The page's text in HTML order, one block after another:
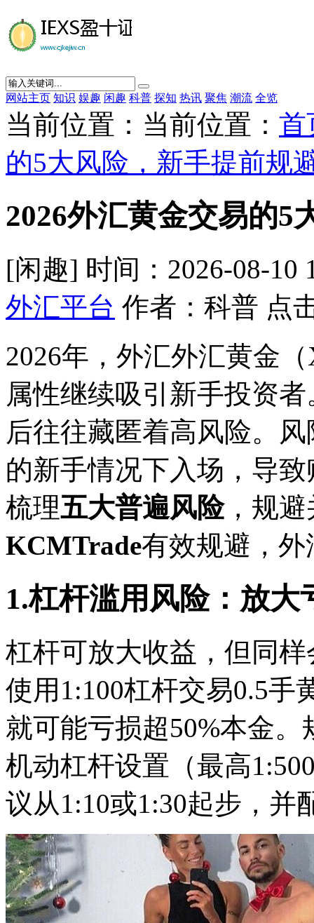
网站主页 知识 娱趣 闲趣 科普 探知 热讯 聚焦 潮流 全览
当前位置：当前位置： 首
的5大风险，新手提前规
2026外汇黄金交易的5
[闲趣] 时间：2026-08-10
外汇平台 作者：科普 点
2026年，外汇外汇黄金
属性继续吸引新手投资
后往往藏匿着高风险。
的新手情况下入场，导
梳理五大普遍风险，规避
KCMTrade有效规避，
1.杠杆滥用风险：放大
杠杆可放大收益，但同
使用1:100杠杆交易0.5手
就可能亏损超50%本金。
机动杠杆设置（最高
议从1:10或1:30起步，并